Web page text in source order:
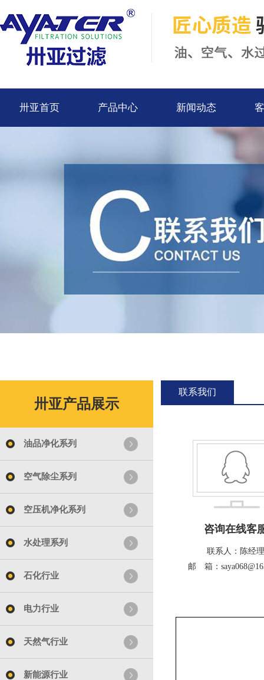
卅亚首页 产品中心 新闻动态
卅亚产品展示
油品净化系列
空气除尘系列
空压机净化系列
水处理系列
石化行业
电力行业
天然气行业
新能源行业
联系我们
咨询在线客
联系人：陈经
邮 箱：